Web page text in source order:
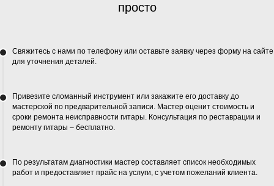
просто
Свяжитесь с нами по телефону или оставьте заявку через форму на сайте
для уточнения деталей.
Привезите сломанный инструмент или закажите его доставку до
мастерской по предварительной записи. Мастер оценит стоимость и
сроки ремонта неисправности гитары. Консультация по реставрации и
ремонту гитары – бесплатно.
По результатам диагностики мастер составляет список необходимых
работ и предоставляет прайс на услуги, с учетом пожеланий клиента.